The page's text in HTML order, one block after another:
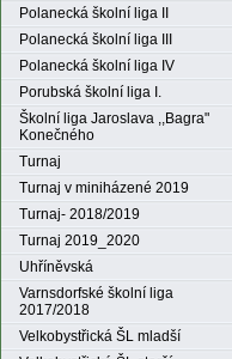
Polanecká školní liga II
Polanecká školní liga III
Polanecká školní liga IV
Porubská školní liga I.
Školní liga Jaroslava ,,Bagra"
Konečného
Turnaj
Turnaj v miniházené 2019
Turnaj- 2018/2019
Turnaj 2019_2020
Uhříněvská
Varnsdorfské školní liga
2017/2018
Velkobystřická ŠL mladší